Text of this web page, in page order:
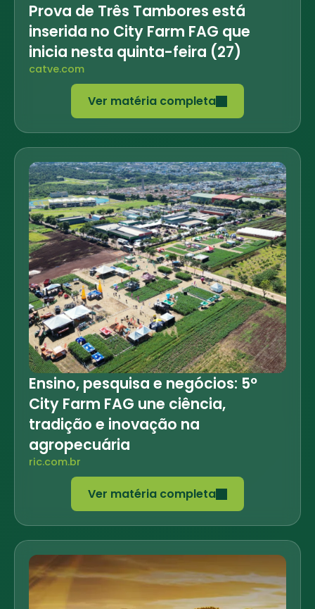
Prova de Três Tambores está
inserida no City Farm FAG que
inicia nesta quinta-feira (27)
catve.com
Ver matéria completa
Ensino, pesquisa e negócios: 5º
City Farm FAG une ciência,
tradição e inovação na
agropecuária
ric.com.br
Ver matéria completa